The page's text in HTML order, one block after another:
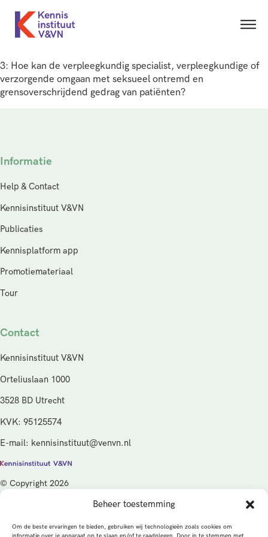
Beheer toestemming
Om de beste ervaringen te bieden, gebruiken wij technologieën zoals cookies om
3: Hoe kan de verpleegkundig specialist, verpleegkundige of
verzorgende omgaan met seksueel ontremd en
grensoverschrijdend gedrag van patiënten?
Informatie
Help & Contact
Kennisinstituut V&VN
Publicaties
Kennisplatform app
Promotiemateriaal
Tour
Contact
Kennisinstituut V&VN
Orteliuslaan 1000
3528 BD Utrecht
KVK: 95125574
E-mail: kennisinstituut@venvn.nl
© Copyright 2026
De activiteiten van het Kennisinstituut V&VN worden gefinancierd
vanuit de kwaliteitsgelden van het ministerie van Volksgezondheid,
Welzijn en Sport (VWS), beheerd door ZonMw.